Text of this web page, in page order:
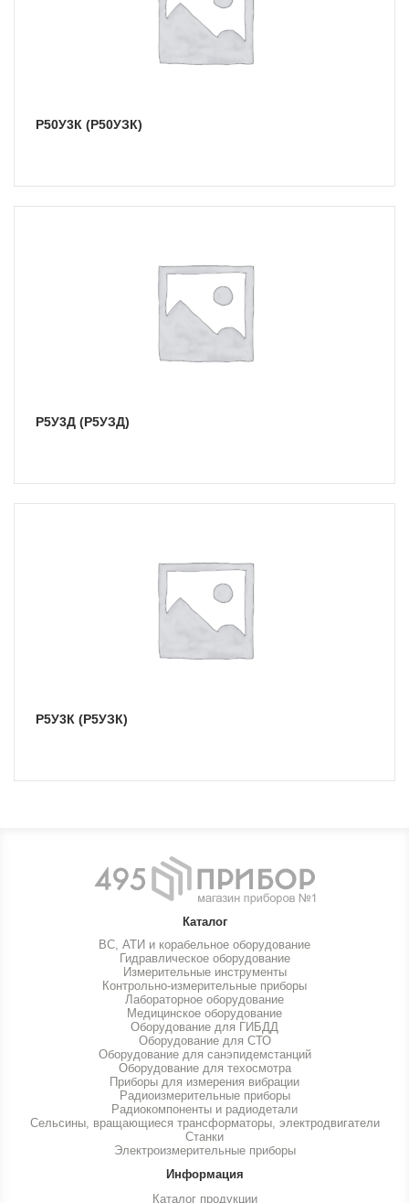
Р50У3К (Р50УЗК)
Р5У3Д (Р5УЗД)
Р5У3К (Р5УЗК)
Каталог
ВС, АТИ и корабельное оборудование
Гидравлическое оборудование
Измерительные инструменты
Контрольно-измерительные приборы
Лабораторное оборудование
Медицинское оборудование
Оборудование для ГИБДД
Оборудование для СТО
Оборудование для санэпидемстанций
Оборудование для техосмотра
Приборы для измерения вибрации
Радиоизмерительные приборы
Радиокомпоненты и радиодетали
Сельсины, вращающиеся трансформаторы, электродвигатели
Станки
Электроизмерительные приборы
Информация
Каталог продукции